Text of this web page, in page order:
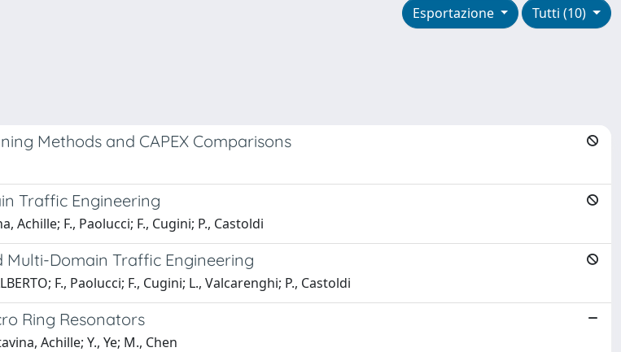
Tutti (10)
Esportazione
Methods and CAPEX Comparisons
Traffic Engineering
Achille; F., Paolucci; F., Cugini; P., Castoldi
Multi-Domain Traffic Engineering
F., Paolucci; F., Cugini; L., Valcarenghi; P., Castoldi
Ring Resonators
Achille; Y., Ye; M., Chen